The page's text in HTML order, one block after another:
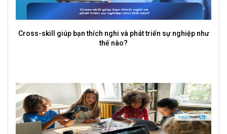
Cross-skill giúp bạn thích nghi và phát triển sự nghiệp như
thế nào?